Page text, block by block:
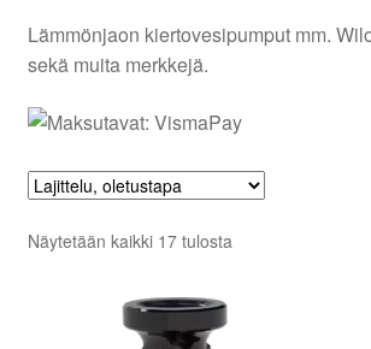
Aletuotteet
Evästekäytäntö (EU)
Lämmönjaon kiertovesipumput mm.
sekä muita merkkejä.
Näytetään kaikki 17 tulosta